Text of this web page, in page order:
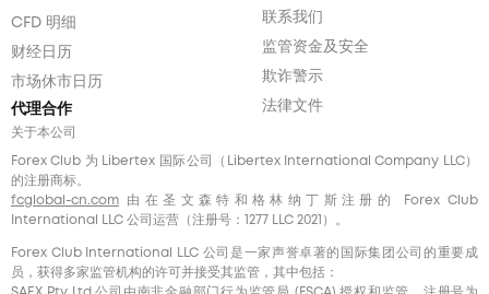
CFD 明细
财经日历
市场休市日历
代理合作
联系我们
监管资金及安全
欺诈警示
法律文件
关于本公司
Forex Club 为 Libertex 国际公司（Libertex International Company LLC）
的注册商标。
fcglobal-cn.com 由在圣文森特和格林纳丁斯注册的 Forex Club
International LLC 公司运营（注册号：1277 LLC 2021）。
Forex Club International LLC 公司是一家声誉卓著的国际集团公司的重要成
员，获得多家监管机构的许可并接受其监管，其中包括：